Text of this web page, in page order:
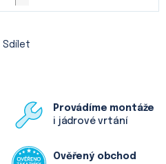
Sdílet
Provádíme montáže
i jádrové vrtání
Ověřený obchod